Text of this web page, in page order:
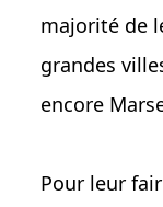
majorité de
grandes
encore
Pour leur